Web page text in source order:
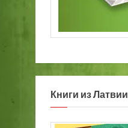
Книги из Латвии